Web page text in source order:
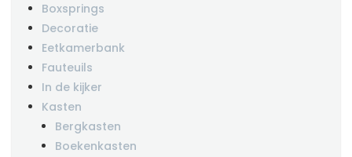
Boxsprings
Decoratie
Eetkamerbank
Fauteuils
In de kijker
Kasten
Bergkasten
Boekenkasten